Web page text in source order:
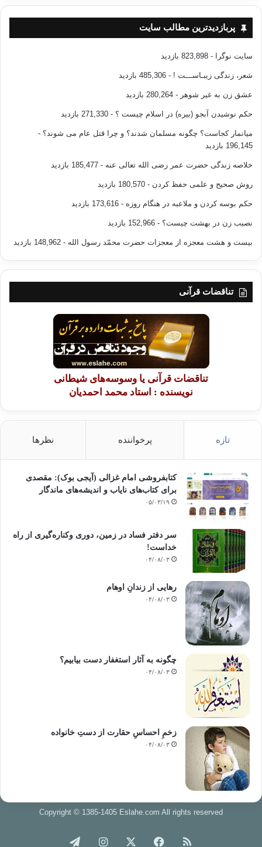
پربازدیدترین مطالب سایت
سایت نوگرا - 823,898 بازدید
شعر، زندگی زیبـاســـت ! - 485,306 بازدید
عشق زن به غیر شوهر - 280,264 بازدید
حکم نوشیدن آبجو (بیره) در اسلام چیست ؟ - 271,330 بازدید
میانمار کجاست؟ چگونه مسلمان شدند؟ و چرا قتل عام می شوند؟ -
196,145 بازدید
خلاصه زندگی حضرت عمر رضی الله تعالی عنه - 185,477 بازدید
روش صحیح و علمی حفظ کردن - 180,570 بازدید
حکم بوسه کردن و ملاعبه در هنگام روزه - 173,616 بازدید
نصیب زن در بهشت چیست؟ - 152,966 بازدید
بیست و هشت معجزه از معجزات حضرت محمّد رسول الله - 148,962 بازدید
تناقضات قرآنی
تناقضات قرآنی یا وسوسه‌های شیطانی
نویسنده : استاد محمد احمدیان
تازه پرخواننده نظرها
کتابفروشی امام غزالی (آیجی بوک): مقصدی
برای کتاب‌های نایاب و اندیشه‌های ماندگار
۰۵/۰۳/۱۹
سر دفتر فساد در زمین‌، دوری وکناره‌گیری از راه
خداست‌!
۰۴/۰۸/۰۳
رهایی از زندانِ اوهام
۰۴/۰۸/۰۳
چگونه به آثار استغفار دست بیابیم؟
۰۴/۰۸/۰۳
زخمِ احساسِ حقارت از دستِ خانواده
۰۴/۰۸/۰۳
Copyright © 1385-1405 Eslahe.com All rights reserved
خوراک فیس اینستاگرام